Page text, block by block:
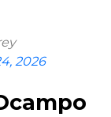
2026